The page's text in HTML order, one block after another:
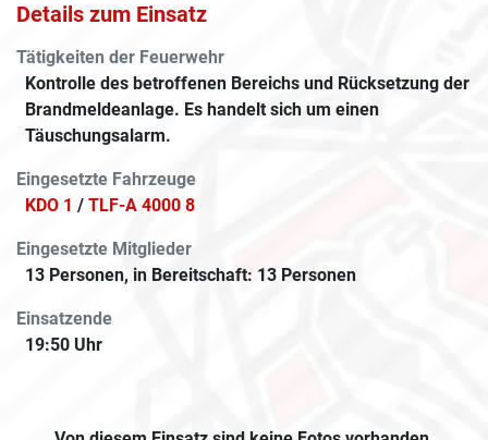
Details zum Einsatz
Tätigkeiten der Feuerwehr
Kontrolle des betroffenen Bereichs und Rücksetzung der
Brandmeldeanlage. Es handelt sich um einen
Täuschungsalarm.
Eingesetzte Fahrzeuge
KDO 1 / TLF-A 4000 8
Eingesetzte Mitglieder
13 Personen, in Bereitschaft: 13 Personen
Einsatzende
19:50 Uhr